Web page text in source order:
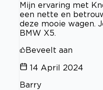
Mijn ervaring met
een nette en
deze mooie wagen.
BMW X5.
Beveelt aan
14 April 2024
Barry